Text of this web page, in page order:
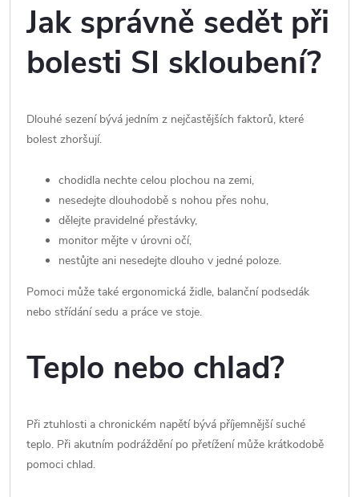
Jak správně sedět při
bolesti SI skloubení?
Dlouhé sezení bývá jedním z nejčastějších faktorů, které
bolest zhoršují.
chodidla nechte celou plochou na zemi,
nesedejte dlouhodobě s nohou přes nohu,
dělejte pravidelné přestávky,
monitor mějte v úrovni očí,
nestůjte ani nesedejte dlouho v jedné poloze.
Pomoci může také ergonomická židle, balanční podsedák
nebo střídání sedu a práce ve stoje.
Teplo nebo chlad?
Při ztuhlosti a chronickém napětí bývá příjemnější suché
teplo. Při akutním podráždění po přetížení může krátkodobě
pomoci chlad.